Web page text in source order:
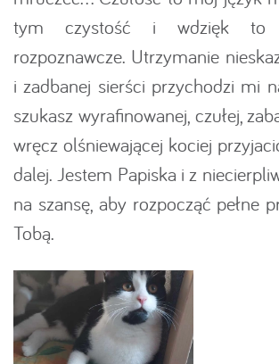
tym czystość i wdzięk to
rozpoznawcze. Utrzymanie
i zadbanej sierści przychodzi mi
szukasz wyrafinowanej, czułej,
wręcz olśniewającej kociej
dalej. Jestem Papiska i z
na szansę, aby rozpocząć pełne
Tobą.